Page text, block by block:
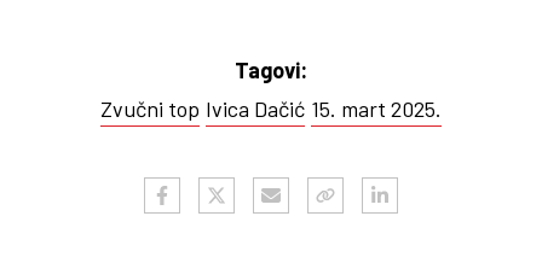
Tagovi:
Zvučni top Ivica Dačić 15. mart 2025.